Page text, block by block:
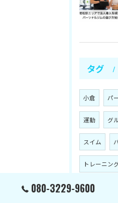
タグ
小倉 パ
運動 グ
スイム
トレーニン
080-3229-9600